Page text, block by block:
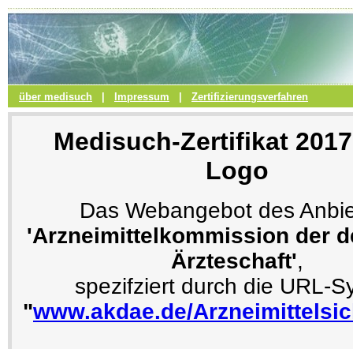
über medisuch Impressum Zertifizierungsverfahren
Medisuch-Zertifikat
Logo
Das Webangebot des
'Arzneimittelkommission der
Ärzteschaft',
spezifziert durch die URL-
"www.akdae.de/